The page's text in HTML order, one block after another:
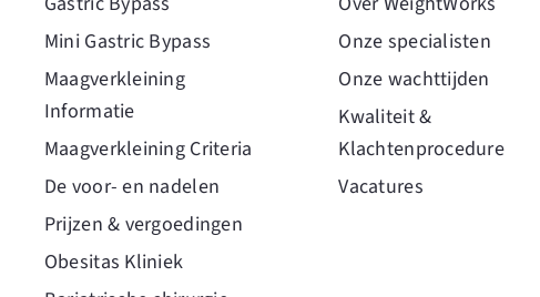
Mini Gastric Bypass
Maagverkleining
Informatie
Maagverkleining Criteria
De voor- en nadelen
Prijzen & vergoedingen
Obesitas Kliniek
Onze specialisten
Onze wachttijden
Kwaliteit &
Klachtenprocedure
Vacatures